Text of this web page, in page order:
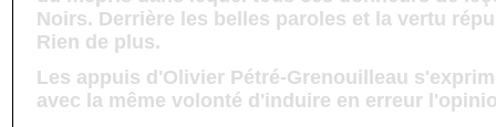
Noirs. Derrière les belles paroles et la vertu
Rien de plus.
Les appuis d'Olivier Pétré-Grenouilleau
avec la même volonté d'induire en erreur